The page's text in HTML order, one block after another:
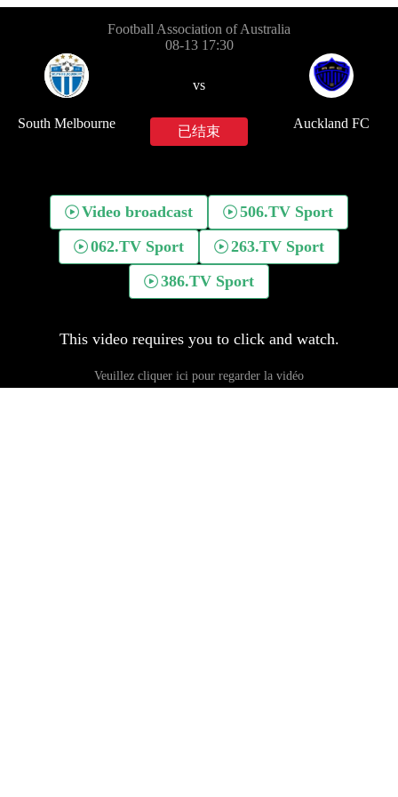
Football Association of Australia
08-13 17:30
South Melbourne
vs
已结束
Auckland FC
Video broadcast
506.TV Sport
062.TV Sport
263.TV Sport
386.TV Sport
This video requires you to click and watch.
Veuillez cliquer ici pour regarder la vidéo